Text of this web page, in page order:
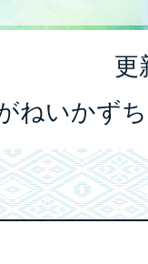
更
ねいかず